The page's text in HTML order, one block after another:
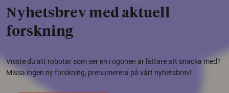
Nyhetsbrev med aktuell
forskning
Visste du att robotar som ser en i ögonen är lättare att snacka med?
Missa ingen ny forskning, prenumerera på vårt nyhetsbrev!